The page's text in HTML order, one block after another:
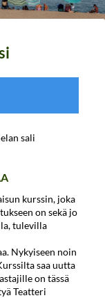
sali
kurssin, joka
on sekä jo
tulevilla
Nykyiseen noin
saa uutta
on tässä
Teatteri